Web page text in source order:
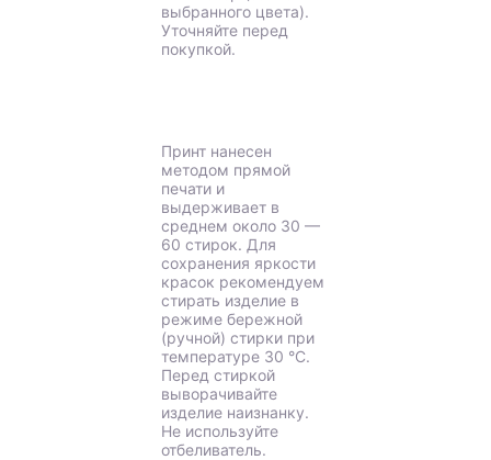
выбранного цвета).
Уточняйте перед
покупкой.
Принт нанесен
методом прямой
печати и
выдерживает в
среднем около 30 —
60 стирок. Для
сохранения яркости
красок рекомендуем
стирать изделие в
режиме бережной
(ручной) стирки при
температуре 30 °C.
Перед стиркой
выворачивайте
изделие наизнанку.
Не используйте
отбеливатель.